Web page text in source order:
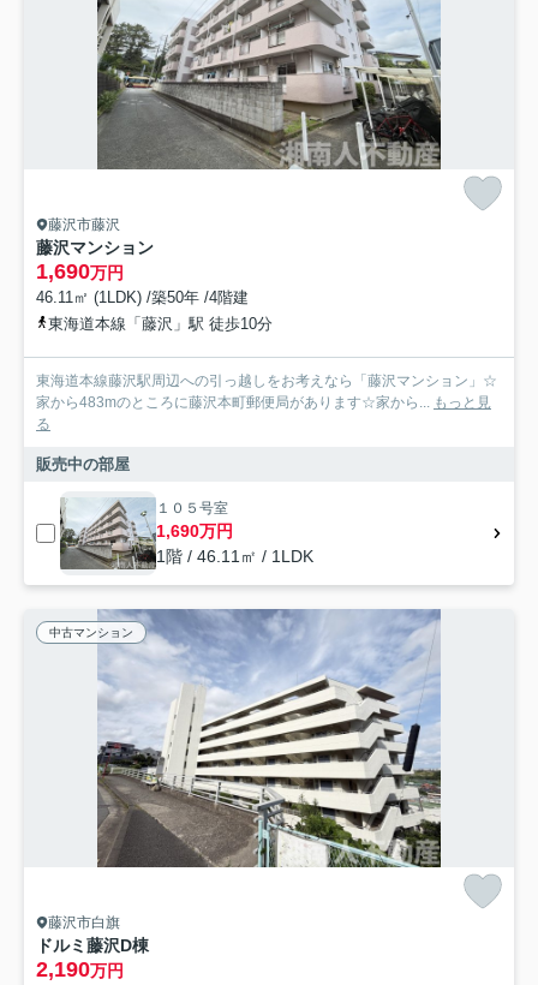
藤沢市藤沢
藤沢マンション
1,690万円
46.11㎡ (1LDK) /築50年 /4階建
東海道本線「藤沢」駅 徒歩10分
東海道本線藤沢駅周辺への引っ越しをお考えなら「藤沢マンション」☆
家から483mのところに藤沢本町郵便局があります☆家から... もっと見
る
販売中の部屋
１０５号室
1,690万円
1階 / 46.11㎡ / 1LDK
中古マンション
藤沢市白旗
ドルミ藤沢D棟
2,190万円